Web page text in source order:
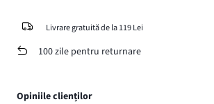
Livrare gratuită de la 119 Lei
100 zile pentru returnare
Opiniile clienților